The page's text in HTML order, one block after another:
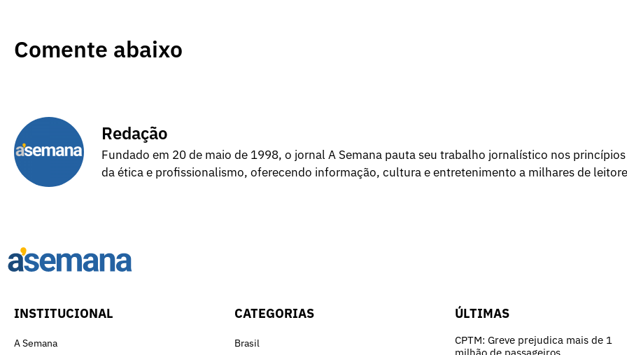
Comente abaixo
Redação
Fundado em 20 de maio de 1998, o jornal A Semana pauta seu trabalho jornalístico nos princípios
da ética e profissionalismo, oferecendo informação, cultura e entretenimento a milhares de
INSTITUCIONAL
A Semana
CATEGORIAS
Brasil
ÚLTIMAS
CPTM: Greve prejudica mais de 1
milhão de passageiros